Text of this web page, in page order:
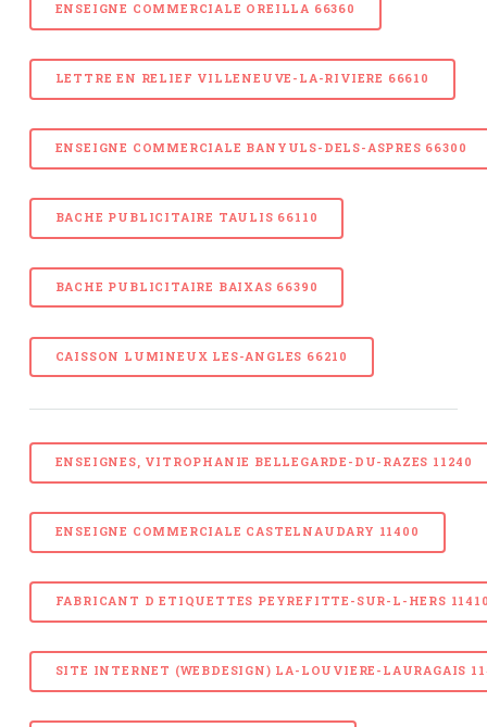
ENSEIGNE COMMERCIALE OREILLA 66360
LETTRE EN RELIEF VILLENEUVE-LA-RIVIERE 66610
ENSEIGNE COMMERCIALE BANYULS-DELS-ASPRES 66300
BACHE PUBLICITAIRE TAULIS 66110
BACHE PUBLICITAIRE BAIXAS 66390
CAISSON LUMINEUX LES-ANGLES 66210
ENSEIGNES, VITROPHANIE BELLEGARDE-DU-RAZES 11240
ENSEIGNE COMMERCIALE CASTELNAUDARY 11400
FABRICANT D ETIQUETTES PEYREFITTE-SUR-L-HERS
SITE INTERNET (WEBDESIGN) LA-LOUVIERE-LAURAGAIS